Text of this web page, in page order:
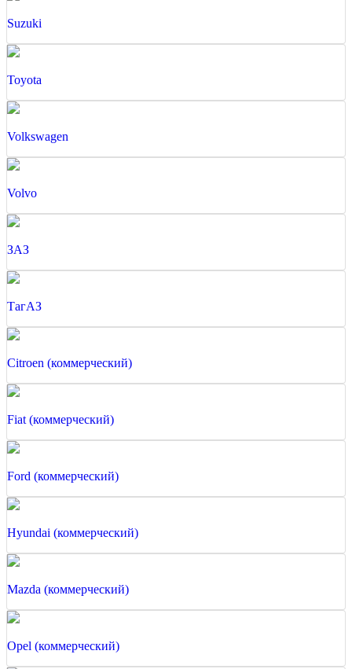
Suzuki
Toyota
Volkswagen
Volvo
ЗАЗ
ТагАЗ
Citroen (коммерческий)
Fiat (коммерческий)
Ford (коммерческий)
Hyundai (коммерческий)
Mazda (коммерческий)
Opel (коммерческий)